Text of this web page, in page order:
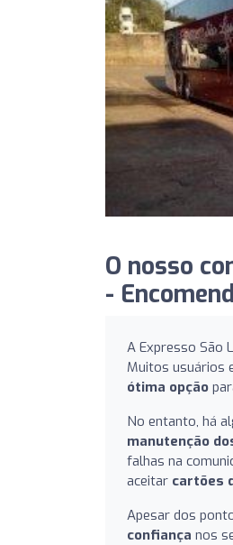
O nosso
-
A Expresso São
Muitos usuários
ótima opção
No entanto, há
manutenção
falhas na
aceitar cartões
Apesar dos
confiança nos